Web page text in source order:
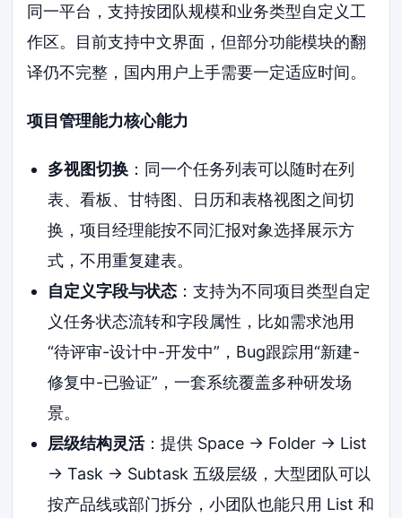
同一平台，支持按团队规模和业务类型自定义工
作区。目前支持中文界面，但部分功能模块的翻
译仍不完整，国内用户上手需要一定适应时间。
项目管理能力核心能力
多视图切换：同一个任务列表可以随时在列
表、看板、甘特图、日历和表格视图之间切
换，项目经理能按不同汇报对象选择展示方
式，不用重复建表。
自定义字段与状态：支持为不同项目类型自定
义任务状态流转和字段属性，比如需求池用
“待评审-设计中-开发中”，Bug跟踪用“新建-
修复中-已验证”，一套系统覆盖多种研发场
景。
层级结构灵活：提供 Space → Folder → List
→ Task → Subtask 五级层级，大型团队可以
按产品线或部门拆分，小团队也能只用 List 和